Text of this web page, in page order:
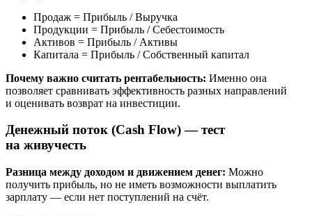
Продаж = Прибыль / Выручка
Продукции = Прибыль / Себестоимость
Активов = Прибыль / Активы
Капитала = Прибыль / Собственный капитал
Почему важно считать рентабельность: Именно она
позволяет сравнивать эффективность разных направлений
и оценивать возврат на инвестиции.
Денежный поток (Cash Flow) — тест
на живучесть
Разница между доходом и движением денег: Можно
получить прибыль, но не иметь возможности выплатить
зарплату — если нет поступлений на счёт.